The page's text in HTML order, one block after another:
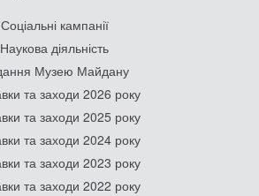
Соціальні кампанії
Наукова діяльність
Музею Майдану
та заходи 2026 року
та заходи 2025 року
та заходи 2024 року
та заходи 2023 року
та заходи 2022 року